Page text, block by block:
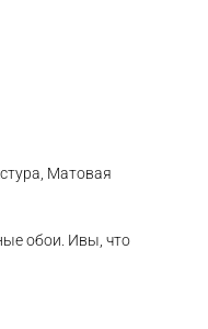
Матовая
обои. Ивы, что